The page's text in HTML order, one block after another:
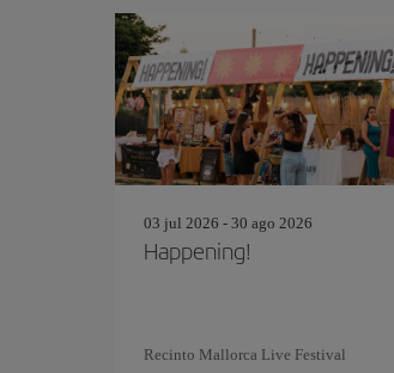
03 jul 2026 - 30 ago 2026
Happening!
Recinto Mallorca Live Festival